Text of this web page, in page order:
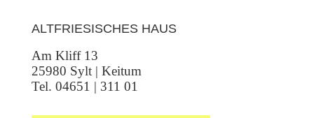
ALTFRIESISCHES HAUS
Am Kliff 13
25980 Sylt | Keitum
Tel. 04651 | 311 01